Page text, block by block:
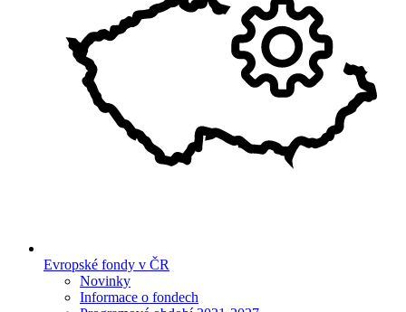
Evropské fondy v ČR
Novinky
Informace o fondech